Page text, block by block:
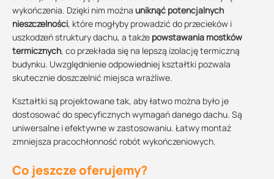
wykończenia. Dzięki nim można uniknąć potencjalnych
nieszczelności, które mogłyby prowadzić do przecieków i
uszkodzeń struktury dachu, a także powstawania mostków
termicznych, co przekłada się na lepszą izolację termiczną
budynku. Uwzględnienie odpowiedniej kształtki pozwala
skutecznie doszczelnić miejsca wrażliwe.
Kształtki są projektowane tak, aby łatwo można było je
dostosować do specyficznych wymagań danego dachu. Są
uniwersalne i efektywne w zastosowaniu. Łatwy montaż
zmniejsza pracochłonność robót wykończeniowych.
Co jeszcze oferujemy?